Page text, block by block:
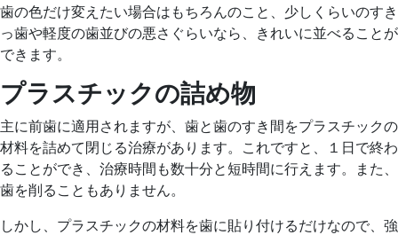
歯の色だけ変えたい場合はもちろんのこと、少しくらいのすき
っ歯や軽度の歯並びの悪さぐらいなら、きれいに並べることが
できます。
プラスチックの詰め物
主に前歯に適用されますが、歯と歯のすき間をプラスチックの
材料を詰めて閉じる治療があります。これですと、１日で終わ
ることができ、治療時間も数十分と短時間に行えます。また、
歯を削ることもありません。
しかし、プラスチックの材料を歯に貼り付けるだけなので、強